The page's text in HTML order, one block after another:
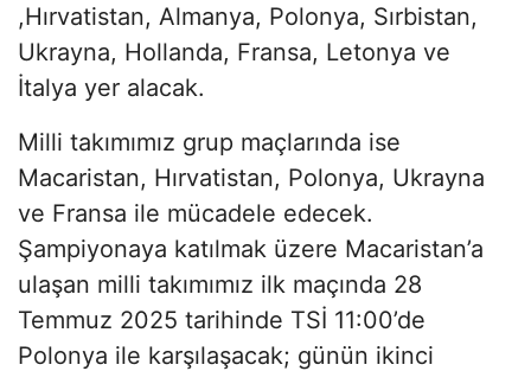
,Hırvatistan, Almanya, Polonya, Sırbistan,
Ukrayna, Hollanda, Fransa, Letonya ve
İtalya yer alacak.
Milli takımımız grup maçlarında ise
Macaristan, Hırvatistan, Polonya, Ukrayna
ve Fransa ile mücadele edecek.
Şampiyonaya katılmak üzere Macaristan’a
ulaşan milli takımımız ilk maçında 28
Temmuz 2025 tarihinde TSİ 11:00’de
Polonya ile karşılaşacak; günün ikinci